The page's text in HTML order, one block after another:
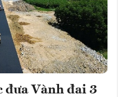
Vành đai 3